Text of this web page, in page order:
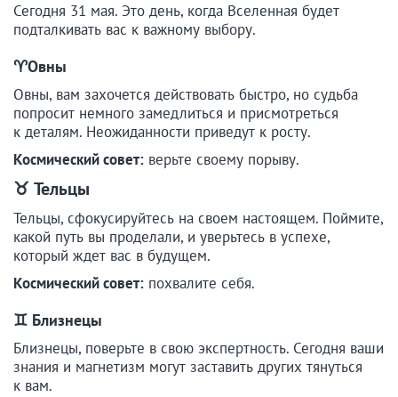
Сегодня 31 мая. Это день, когда Вселенная будет
подталкивать вас к важному выбору.
♈️Овны
Овны, вам захочется действовать быстро, но судьба
попросит немного замедлиться и присмотреться
к деталям. Неожиданности приведут к росту.
Космический совет: верьте своему порыву.
♉ Тельцы
Тельцы, сфокусируйтесь на своем настоящем. Поймите,
какой путь вы проделали, и уверьтесь в успехе,
который ждет вас в будущем.
Космический совет: похвалите себя.
♊ Близнецы
Близнецы, поверьте в свою экспертность. Сегодня ваши
знания и магнетизм могут заставить других тянуться
к вам.